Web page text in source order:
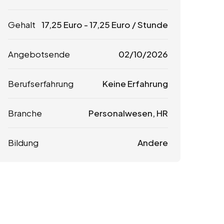
Gehalt 17,25 Euro -17,25 Euro / Stunde
Angebotsende 02/10/2026
Berufserfahrung Keine Erfahrung
Branche Personalwesen, HR
Bildung Andere